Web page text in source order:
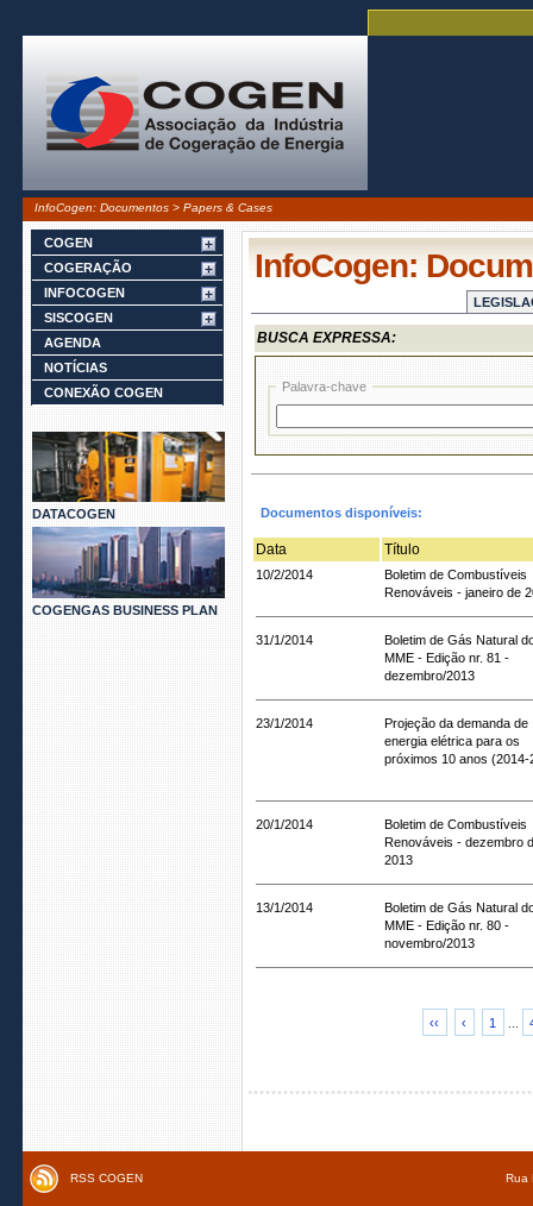
InfoCogen: Documentos > Papers & Cases
COGEN
COGERAÇÃO
INFOCOGEN
SISCOGEN
AGENDA
NOTÍCIAS
CONEXÃO COGEN
DATACOGEN
COGENGAS BUSINESS PLAN
InfoCogen:
BUSCA EXPRESSA:
Palavra-chave
Documentos disponíveis:
Data Título
10/2/2014
Boletim de Combustíveis
Renováveis - janeiro de
31/1/2014
Boletim de Gás Natural
MME - Edição nr. 81 -
dezembro/2013
23/1/2014
Projeção da demanda de
energia elétrica para os
próximos 10 anos (2014-
20/1/2014
Boletim de Combustíveis
Renováveis - dezembro
2013
13/1/2014
Boletim de Gás Natural
MME - Edição nr. 80 -
novembro/2013
‹‹ ‹ 1
RSS COGEN Rua